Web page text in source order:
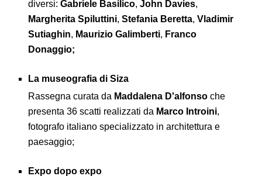
diversi: Gabriele Basilico, John Davies,
Margherita Spiluttini, Stefania Beretta, Vladimir
Sutiaghin, Maurizio Galimberti, Franco
Donaggio;
La museografia di Siza
Rassegna curata da Maddalena D'alfonsoche
presenta 36 scatti realizzati da Marco Introini,
fotografo italiano specializzato in architettura e
paesaggio;
Expo dopo expo